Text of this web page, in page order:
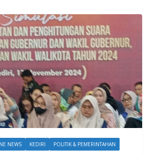
NEWS KEDIRI POLITIK & PEMERINTAHAN